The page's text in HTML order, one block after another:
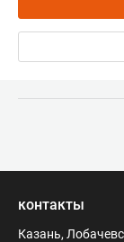
контакты
Казань,